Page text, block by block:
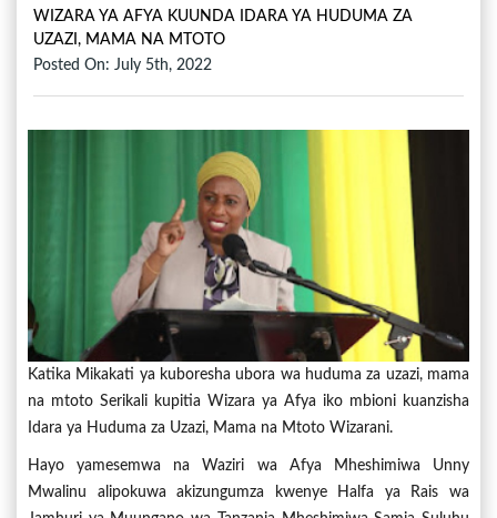
WIZARA YA AFYA KUUNDA IDARA YA HUDUMA ZA
UZAZI, MAMA NA MTOTO
Posted On: July 5th, 2022
Katika Mikakati ya kuboresha ubora wa huduma za uzazi, mama
na mtoto Serikali kupitia Wizara ya Afya iko mbioni kuanzisha
Idara ya Huduma za Uzazi, Mama na Mtoto Wizarani.
Hayo yamesemwa na Waziri wa Afya Mheshimiwa Unny
Mwalinu alipokuwa akizungumza kwenye Halfa ya Rais wa